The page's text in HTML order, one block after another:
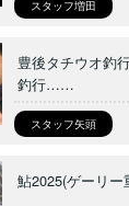
スタッフ増田
豊後タチウオ釣
釣行……
スタッフ矢頭
鮎2025(ゲーリー